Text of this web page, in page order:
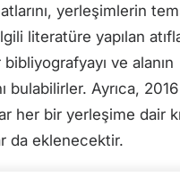
yerleşimlerin
literatüre yapılan
bibliyografyayı ve alanın
bulabilirler. Ayrıca, 2016
her bir yerleşime dair
da eklenecektir.